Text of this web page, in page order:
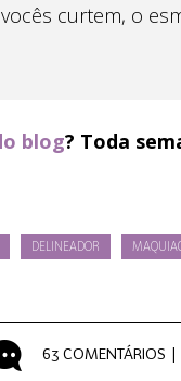
curtem, o
blog? Toda
DELINEADOR
63 COMENTÁRIOS |